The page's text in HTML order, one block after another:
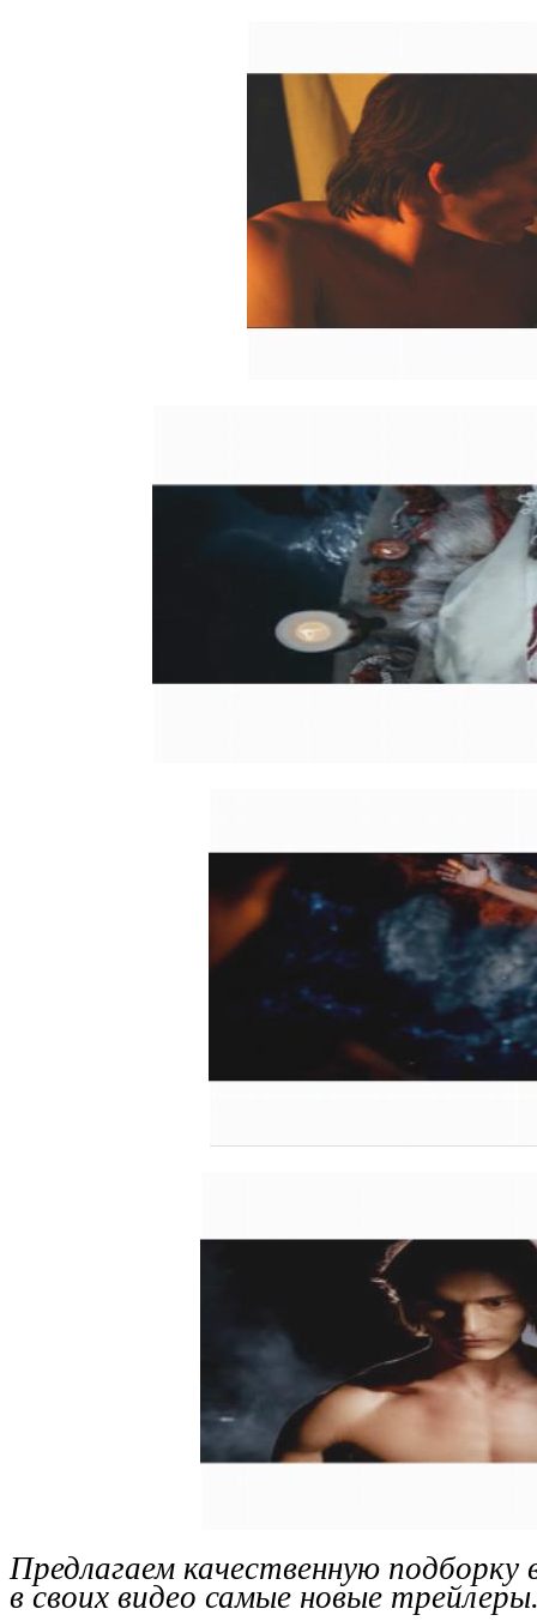
Предлагаем качественную
в своих видео самые новые